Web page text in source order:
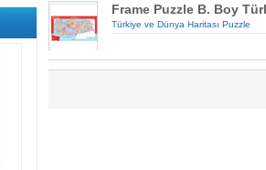
Frame Puzzle B. Boy
Türkiye ve Dünya Haritası Puzzle